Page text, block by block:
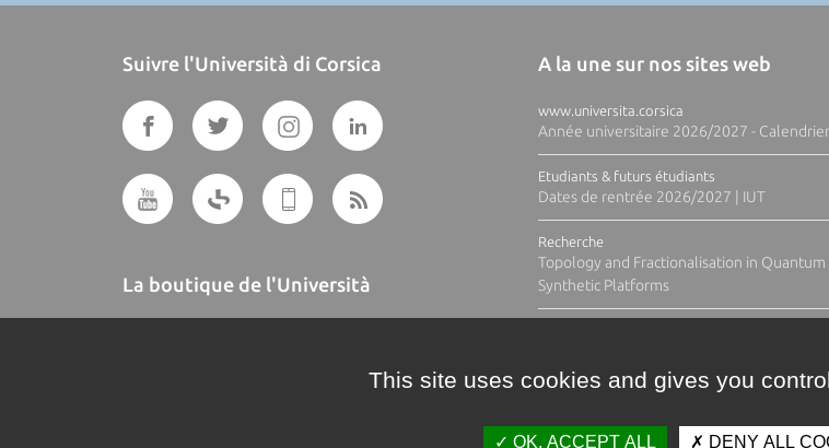
Suivre l'Università di Corsica
La boutique de l'Università
A la une sur nos sites web
www.universita.corsica
Année universitaire 2026/2027 -
Etudiants & futurs étudiants
Dates de rentrée 2026/2027 | IUT
Recherche
Topology and Fractionalisation in
Synthetic Platforms
This site uses cookies and gives you
OK, ACCEPT ALL DENY ALL